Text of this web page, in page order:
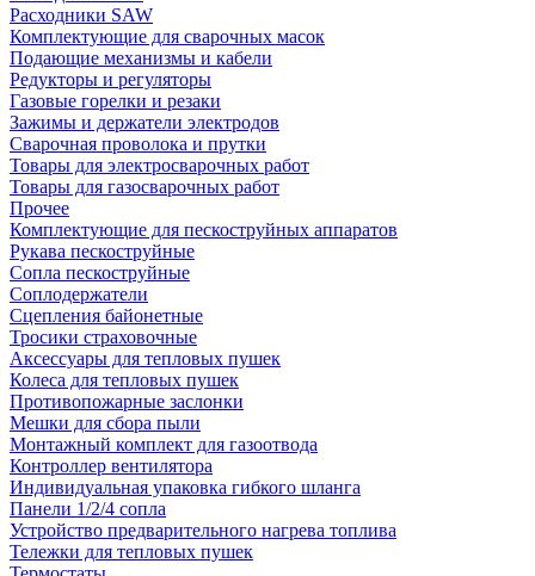
Расходники SAW
Комплектующие для сварочных масок
Подающие механизмы и кабели
Редукторы и регуляторы
Газовые горелки и резаки
Зажимы и держатели электродов
Сварочная проволока и прутки
Товары для электросварочных работ
Товары для газосварочных работ
Прочее
Комплектующие для пескоструйных аппаратов
Рукава пескоструйные
Сопла пескоструйные
Соплодержатели
Сцепления байонетные
Тросики страховочные
Аксессуары для тепловых пушек
Колеса для тепловых пушек
Противопожарные заслонки
Мешки для сбора пыли
Монтажный комплект для газоотвода
Контроллер вентилятора
Индивидуальная упаковка гибкого шланга
Панели 1/2/4 сопла
Устройство предварительного нагрева топлива
Тележки для тепловых пушек